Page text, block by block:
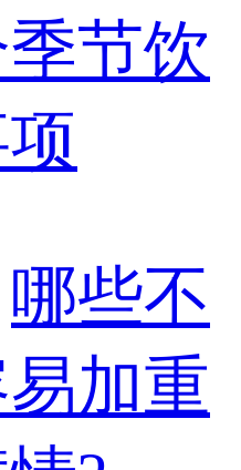
节饮
哪些不
加重